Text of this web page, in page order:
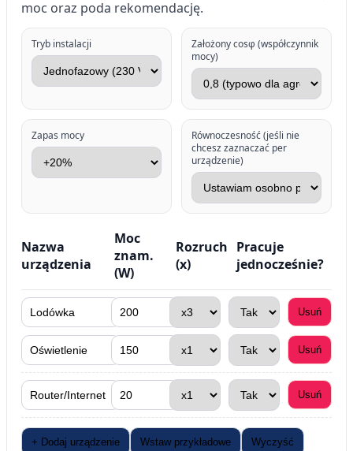
moc oraz poda rekomendację.
Tryb instalacji
Założony cosφ (współczynnik
mocy)
Zapas mocy
Równoczesność (jeśli nie
chcesz zaznaczać per
urządzenie)
Nazwa
urządzenia
Moc
znam.
(W)
Rozruch
(x)
Pracuje
jednocześnie?
Usuń
Usuń
Usuń
+ Dodaj urządzenie Wstaw przykładowe Wyczyść